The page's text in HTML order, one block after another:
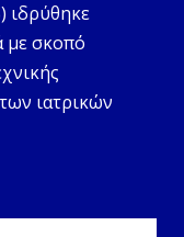
ιδρύθηκε
με σκοπό
ιατρικών